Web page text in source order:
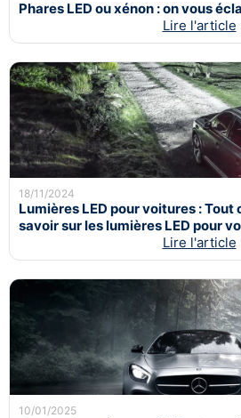
Phares LED ou xénon : on vous
Lire l'article
18/11/2024
Lumières LED pour voitures : Tout
savoir sur les lumières LED pour
Lire l'article
10/01/2025